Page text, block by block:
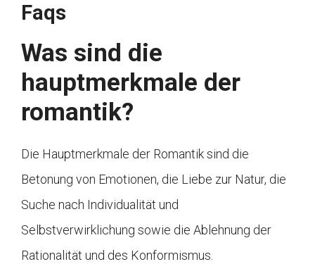
Faqs
Was sind die
hauptmerkmale der
romantik?
Die Hauptmerkmale der Romantik sind die
Betonung von Emotionen, die Liebe zur Natur, die
Suche nach Individualität und
Selbstverwirklichung sowie die Ablehnung der
Rationalität und des Konformismus.